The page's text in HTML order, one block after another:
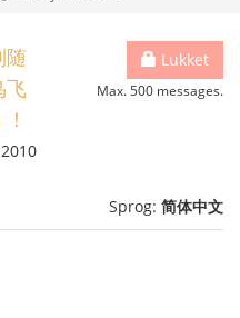
Lukket
Max. 500 messages.
随
飞
Sprog: 简体中文